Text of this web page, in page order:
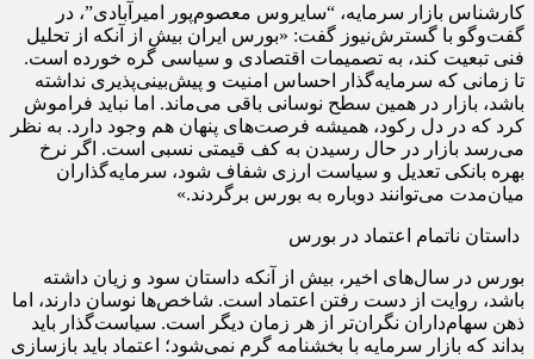
کارشناس بازار سرمایه، “سایروس معصوم‌پور امیرآبادی”، در
گفت‌وگو با گسترش‌نیوز گفت: «بورس ایران بیش از آنکه از تحلیل
فنی تبعیت کند، به تصمیمات اقتصادی و سیاسی گره خورده است.
تا زمانی که سرمایه‌گذار احساس امنیت و پیش‌بینی‌پذیری نداشته
باشد، بازار در همین سطح نوسانی باقی می‌ماند. اما نباید فراموش
کرد که در دل رکود، همیشه فرصت‌های پنهان هم وجود دارد. به نظر
می‌رسد بازار در حال رسیدن به کف قیمتی نسبی است. اگر نرخ
بهره بانکی تعدیل و سیاست ارزی شفاف شود، سرمایه‌گذاران
میان‌مدت می‌توانند دوباره به بورس برگردند.»
داستان ناتمام اعتماد در بورس
بورس در سال‌های اخیر، بیش از آنکه داستان سود و زیان داشته
باشد، روایت از دست رفتن اعتماد است. شاخص‌ها نوسان دارند، اما
ذهن سهام‌داران نگران‌تر از هر زمان دیگر است. سیاست‌گذار باید
بداند که بازار سرمایه با بخشنامه گرم نمی‌شود؛ اعتماد باید بازسازی